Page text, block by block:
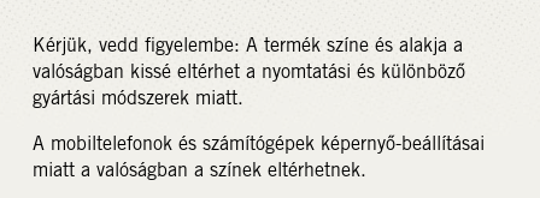
Kérjük, vedd figyelembe: A termék színe és alakja a
valóságban kissé eltérhet a nyomtatási és különböző
gyártási módszerek miatt.
A mobiltelefonok és számítógépek képernyő-beállításai
miatt a valóságban a színek eltérhetnek.